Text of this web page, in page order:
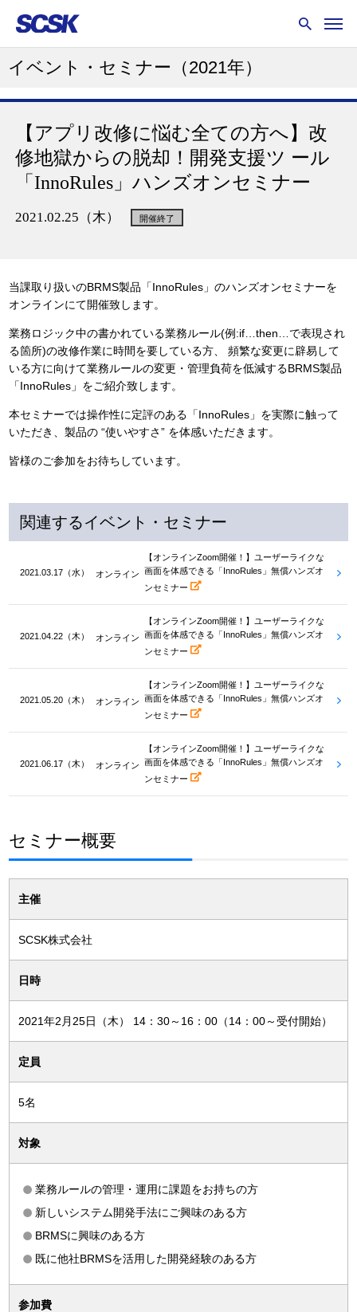
イベント・セミナー （2021年）
【アプリ改修に悩む全ての方へ】改
修地獄からの脱却！開発支援ツ ール
「InnoRules」ハンズオンセミナー
2021.02.25（木） 開催終了
当課取り扱いのBRMS製品「InnoRules」のハンズオンセミナーを
オンラインにて開催致します。
業務ロジック中の書かれている業務ルール(例:if…then…で表現され
る箇所)の改修作業に時間を要している方、
頻繁な変更に辟易して
いる方に向けて業務ルールの変更・管理負荷を低減するBRMS製品
「InnoRules」をご紹介致します。
本セミナーでは操作性に定評のある「InnoRules」を実際に触って
いただき、製品の “使いやすさ” を体感いただきます。
皆様のご参加をお待ちしています。
関連するイベント・セミナー
2021.03.17（水） オンライン
【オンラインZoom開催！】ユーザーライクな
画面を体感できる「InnoRules」無償ハンズオ
ンセミナー
2021.04.22（木） オンライン
【オンラインZoom開催！】ユーザーライクな
画面を体感できる「InnoRules」無償ハンズオ
ンセミナー
2021.05.20（木） オンライン
【オンラインZoom開催！】ユーザーライクな
画面を体感できる「InnoRules」無償ハンズオ
ンセミナー
2021.06.17（木） オンライン
【オンラインZoom開催！】ユーザーライクな
画面を体感できる「InnoRules」無償ハンズオ
ンセミナー
セミナー概要
主催
SCSK株式会社
日時
2021年2月25日（木） 14：30～16：00（14：00～受付開始）
定員
5名
対象
業務ルールの管理・運用に課題をお持ちの方
新しいシステム開発手法にご興味のある方
BRMSに興味のある方
既に他社BRMSを活用した開発経験のある方
参加費